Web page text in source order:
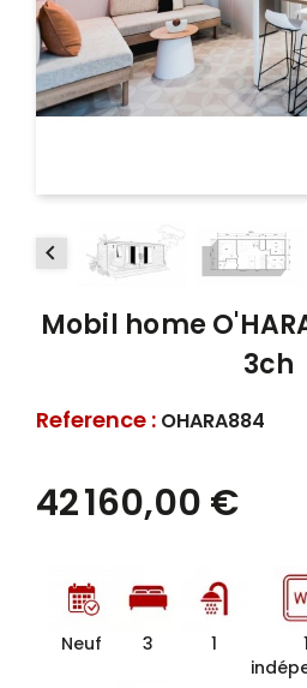

Mobil home
3ch
Reference : OHARA884
42 160,00 €
Neuf 3 1
1